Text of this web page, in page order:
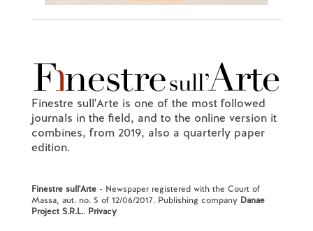
Finestre sull'Arte is one of the most followed
journals in the field, and to the online version it
combines, from 2019, also a quarterly paper
edition.
Finestre sull'Arte- Newspaper registered with the Court of
Massa, aut. no. 5 of 12/06/2017. Publishing company Danae
Project S.R.L.. Privacy